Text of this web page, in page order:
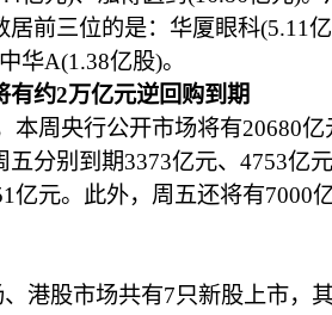
居前三位的是：华厦眼科(5.11
华A(1.38亿股)。
有约2万亿元逆回购到期
周央行公开市场将有20680亿
五分别到期3373亿元、4753亿
亿元。此外，周五还将有7000
股市场共有7只新股上市，